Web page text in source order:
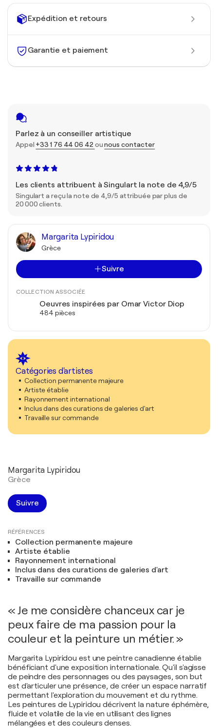
Expédition et retours
Garantie et paiement
Parlez à un conseiller artistique
Appel +33 1 76 44 06 42 ounous contacter
Les clients attribuent à Singulart la note de 4,9/5
Singulart a reçu la note de 4,9/5 attribuée par plus de
20 000 clients.
Margarita Lypiridou
Grèce
Suivre
COLLECTION ASSOCIÉE
Oeuvres inspirées par Omar Victor Diop
484 pièces
Catégories d'artistes
Collection permanente majeure
Artiste établie
Rayonnement international
Inclus dans des curations de galeries d'art
Travaille sur commande
Margarita Lypiridou
Grèce
Suivre
RÉFÉRENCES
Collection permanente majeure
Artiste établie
Rayonnement international
Inclus dans des curations de galeries d'art
Travaille sur commande
« Je me considère chanceux car je
peux faire de ma passion pour la
couleur et la peinture un métier. »
Margarita Lypiridou est une peintre canadienne établie
bénéficiant d'une exposition internationale. Qu'il s'agisse
de peindre des personnages ou des paysages, son but
est d'articuler une présence, de créer un espace narratif
permettant l'exploration du mouvement et du rythme.
Les peintures de Lypiridou décrivent la nature éphémère,
fluide et volatile de la vie en utilisant des lignes
mélangées et des couleurs denses.